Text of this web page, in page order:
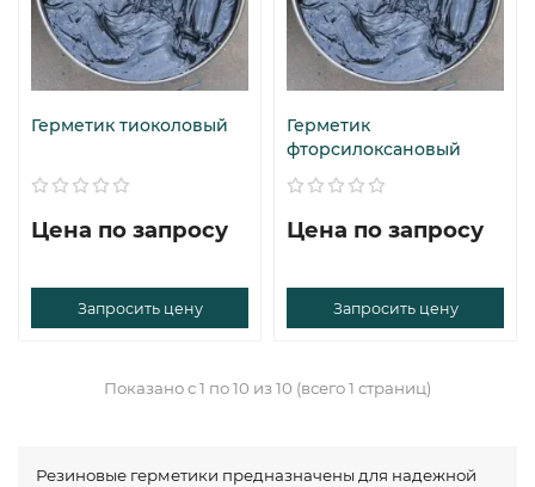
Герметик тиоколовый
Цена по запросу
Запросить цену
Герметик
фторсилоксановый
Цена по запросу
Запросить цену
Показано с 1 по 10 из 10 (всего 1 страниц)
Резиновые герметики предназначены для надежной